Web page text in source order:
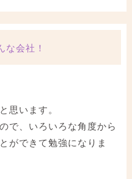
な会社！
思います。
で、いろいろな角度から
ができて勉強になりま